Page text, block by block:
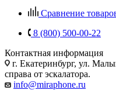
Сравнение
8 (800) 500-00-22
Контактная информация
г. Екатеринбург, ул.
справа от эскалатора.
info@miraphone.ru